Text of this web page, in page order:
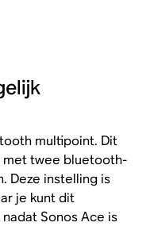
multipoint. Dit
twee bluetooth-
Deze instelling is
je kunt dit
Sonos Ace is